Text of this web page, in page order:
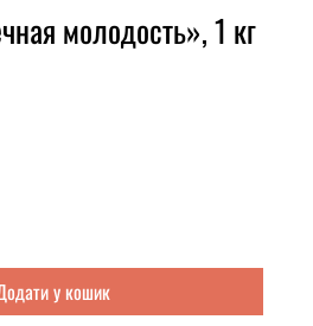
молодость», 1 кг
у кошик